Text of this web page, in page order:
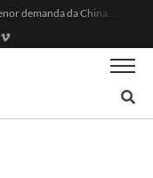
Inadimplência no crédito rural deve seguir elevada até 2027
Lula sanciona MP do Frete e agro teme alta dos custos logísticos
Brasil tem 2º maior juro real do mundo